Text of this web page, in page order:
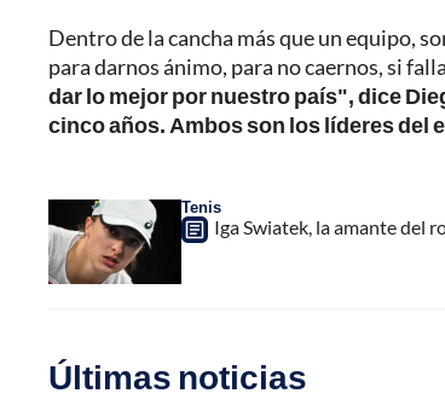
Dentro de la cancha más que un equipo,
para darnos ánimo, para no caernos, si
dar lo mejor por nuestro país", dice
cinco años. Ambos son los líderes del
Tenis
Iga Swiatek, la amante del
Últimas noticias